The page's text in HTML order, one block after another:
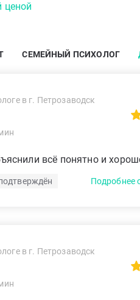
ценой
СЕМЕЙНЫЙ ПСИХОЛОГ
в г. Петрозаводск
всё понятно и
Подробнее
в г. Петрозаводск